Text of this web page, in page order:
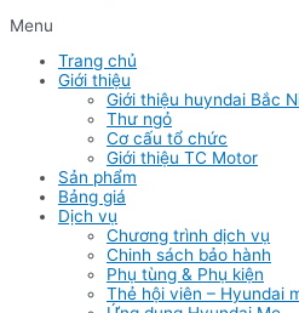
Menu
Trang chủ
Giới thiệu
Giới thiệu huyndai Bắc
Thư ngỏ
Cơ cấu tổ chức
Giới thiệu TC Motor
Sản phẩm
Bảng giá
Dịch vụ
Chương trình dịch vụ
Chinh sách bảo hành
Phụ tùng & Phụ kiện
Thẻ hội viên – Hyundai